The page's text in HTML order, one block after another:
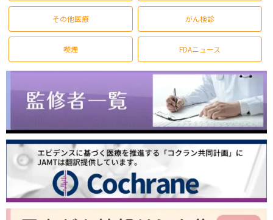
その他医療 がん検診
喫煙 FDAニュース